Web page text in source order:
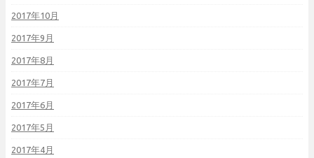
2017年10月
2017年9月
2017年8月
2017年7月
2017年6月
2017年5月
2017年4月